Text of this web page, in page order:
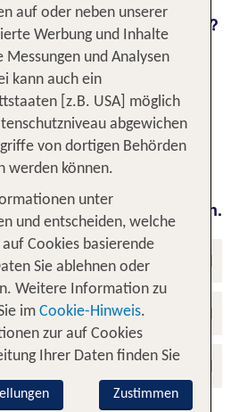
bei der TUI zu buchen?
gebucht? Herzlich
Aufgabe ist es, Ihre
an rundum schöne
werden alles daran
gerecht zu werden -
deshalb: Es gibt
und die Sie wissen sollten.
auf oder neben unserer
Werbung und Inhalte
Messungen und Analysen
kann auch ein
[z.B. USA] möglich
abgewichen
von dortigen Behörden
werden können.
unter
und entscheiden, welche
Cookies basierende
Sie ablehnen oder
Weitere Information zu
im Cookie-Hinweis.
zur auf Cookies
Ihrer Daten finden Sie
. Sie können zudem
über "Cookie-Zustimmen